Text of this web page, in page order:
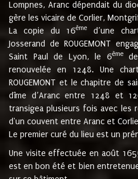
Lompnes, Aranc dépendait du
gère les vicaire de Corlier,
La copie du 16ème
d’une
Josserand de ROUGEMONT
Saint Paul de Lyon, le 6ème
renouvelée en 1248. Une
ROUGEMONT et le chapitre de
dîme d’Aranc entre 1248 et
transigea plusieurs fois avec les
d'un couvent entre Aranc et
Le premier curé du lieu est un
Une visite effectuée en août
est en bon été et bien